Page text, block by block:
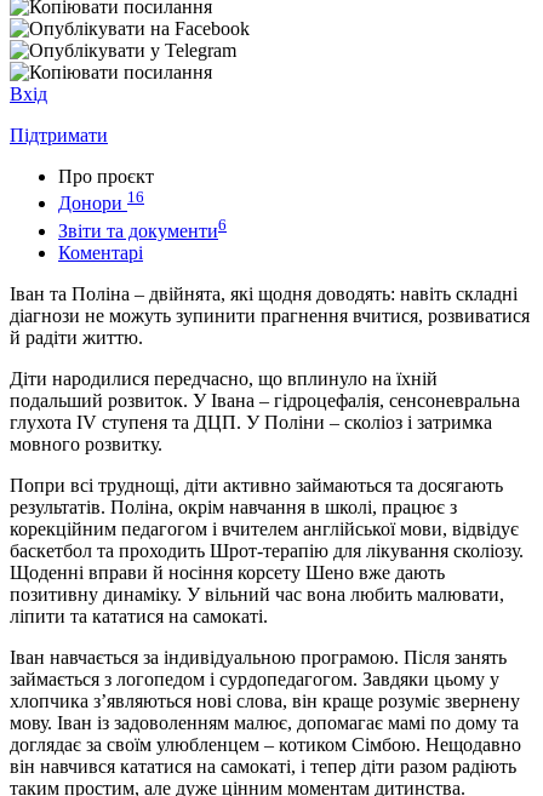
Вхід
Підтримати
Про проєкт
Донори 16
Звіти та документи6
Коментарі
Іван та Поліна – двійнята, які щодня доводять: навіть складні
діагнози не можуть зупинити прагнення вчитися, розвиватися
й радіти життю.
Діти народилися передчасно, що вплинуло на їхній
подальший розвиток. У Івана – гідроцефалія, сенсоневральна
глухота IV ступеня та ДЦП. У Поліни – сколіоз і затримка
мовного розвитку.
Попри всі труднощі, діти активно займаються та досягають
результатів. Поліна, окрім навчання в школі, працює з
корекційним педагогом і вчителем англійської мови, відвідує
баскетбол та проходить Шрот-терапію для лікування сколіозу.
Щоденні вправи й носіння корсету Шено вже дають
позитивну динаміку. У вільний час вона любить малювати,
ліпити та кататися на самокаті.
Іван навчається за індивідуальною програмою. Після занять
займається з логопедом і сурдопедагогом. Завдяки цьому у
хлопчика з’являються нові слова, він краще розуміє звернену
мову. Іван із задоволенням малює, допомагає мамі по дому та
доглядає за своїм улюбленцем – котиком Сімбою. Нещодавно
він навчився кататися на самокаті, і тепер діти разом радіють
таким простим, але дуже цінним моментам дитинства.